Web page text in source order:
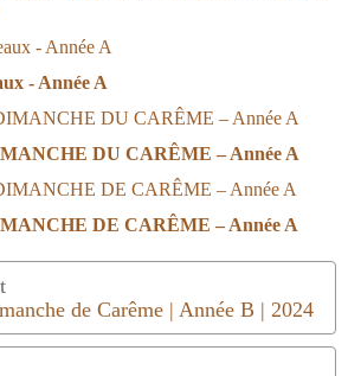
- Année A
DU CARÊME – Année A
DE CARÊME – Année A
de Carême | Année B | 2024